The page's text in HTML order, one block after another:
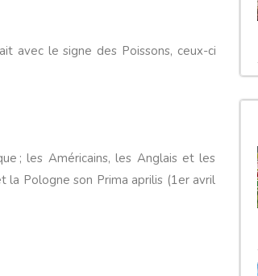
avec le signe des Poissons, ceux-ci
; les Américains, les Anglais et les
la Pologne son Prima aprilis (1er avril